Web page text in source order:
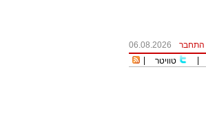
התחבר
06.08.2026
טוויטר